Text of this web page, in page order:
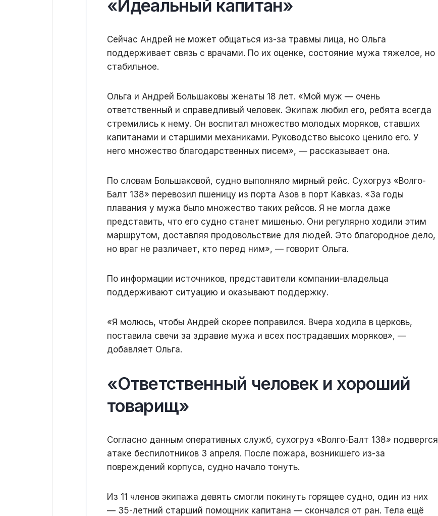
«Идеальный капитан»
Сейчас Андрей не может общаться из-за травмы лица, но Ольга
поддерживает связь с врачами. По их оценке, состояние мужа тяжелое, но
стабильное.
Ольга и Андрей Большаковы женаты 18 лет. «Мой муж — очень
ответственный и справедливый человек. Экипаж любил его, ребята всегда
стремились к нему. Он воспитал множество молодых моряков, ставших
капитанами и старшими механиками. Руководство высоко ценило его. У
него множество благодарственных писем», — рассказывает она.
По словам Большаковой, судно выполняло мирный рейс. Сухогруз «Волго-
Балт 138» перевозил пшеницу из порта Азов в порт Кавказ. «За годы
плавания у мужа было множество таких рейсов. Я не могла даже
представить, что его судно станет мишенью. Они регулярно ходили этим
маршрутом, доставляя продовольствие для людей. Это благородное дело,
но враг не различает, кто перед ним», — говорит Ольга.
По информации источников, представители компании-владельца
поддерживают ситуацию и оказывают поддержку.
«Я молюсь, чтобы Андрей скорее поправился. Вчера ходила в церковь,
поставила свечи за здравие мужа и всех пострадавших моряков», —
добавляет Ольга.
«Ответственный человек и хороший
товарищ»
Согласно данным оперативных служб, сухогруз «Волго-Балт 138» подвергся
атаке беспилотников 3 апреля. После пожара, возникшего из-за
повреждений корпуса, судно начало тонуть.
Из 11 членов экипажа девять смогли покинуть горящее судно, один из них
— 35-летний старший помощник капитана — скончался от ран. Тела ещё